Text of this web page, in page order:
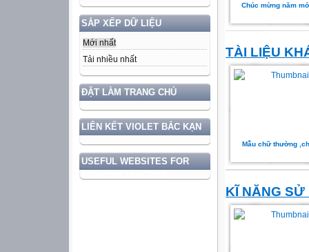
SẮP XẾP DỮ LIỆU
Mới nhất
Tải nhiều nhất
ĐẶT LÀM TRANG CHỦ
LIÊN KẾT VIOLET BẮC KẠN
USEFUL WEBSITES FOR
Chúc mừng năm
TÀI LIỆU
Mẫu chữ thường
KĨ NĂNG SỬ